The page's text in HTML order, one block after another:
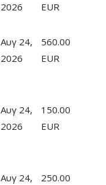
2026
EUR
Αυγ 24,
2026
560.00
EUR
Αυγ 24,
2026
150.00
EUR
Αυγ 24,
250.00